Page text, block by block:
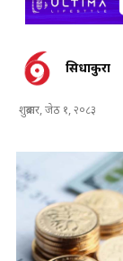
सिधाकुरा
शुक्रबार, जेठ १, २०८३